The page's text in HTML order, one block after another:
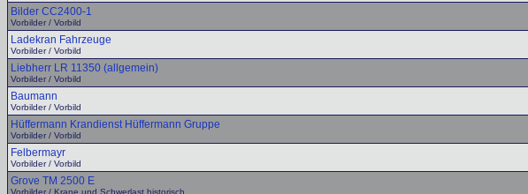
Bilder CC2400-1
Vorbilder / Vorbild
Ladekran Fahrzeuge
Vorbilder / Vorbild
Liebherr LR 11350 (allgemein)
Vorbilder / Vorbild
Baumann
Vorbilder / Vorbild
Hüffermann Krandienst Hüffermann Gruppe
Vorbilder / Vorbild
Felbermayr
Vorbilder / Vorbild
Grove TM 2500 E
Vorbilder / Krane und Schwerlast historisch